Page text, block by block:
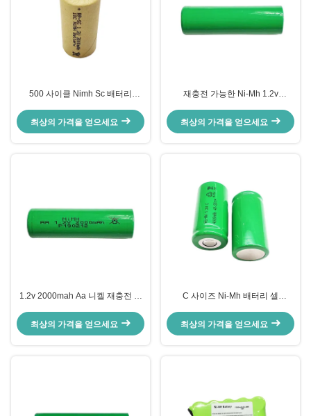
500 사이클 Nimh Sc 배터리
최상의 가격을 얻으세요
재충전 가능한 Ni-Mh 1.2v
최상의 가격을 얻으세요
1.2v 2000mah Aa 니켈 재충전 배
최상의 가격을 얻으세요
C 사이즈 Ni-Mh 배터리 셀
배터리 팩
최상의 가격을 얻으세요